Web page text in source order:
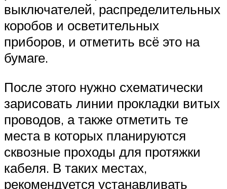
выключателей, распределительных
коробов и осветительных
приборов, и отметить всё это на
бумаге.
После этого нужно схематически
зарисовать линии прокладки витых
проводов, а также отметить те
места в которых планируются
сквозные проходы для протяжки
кабеля. В таких местах,
рекомендуется устанавливать